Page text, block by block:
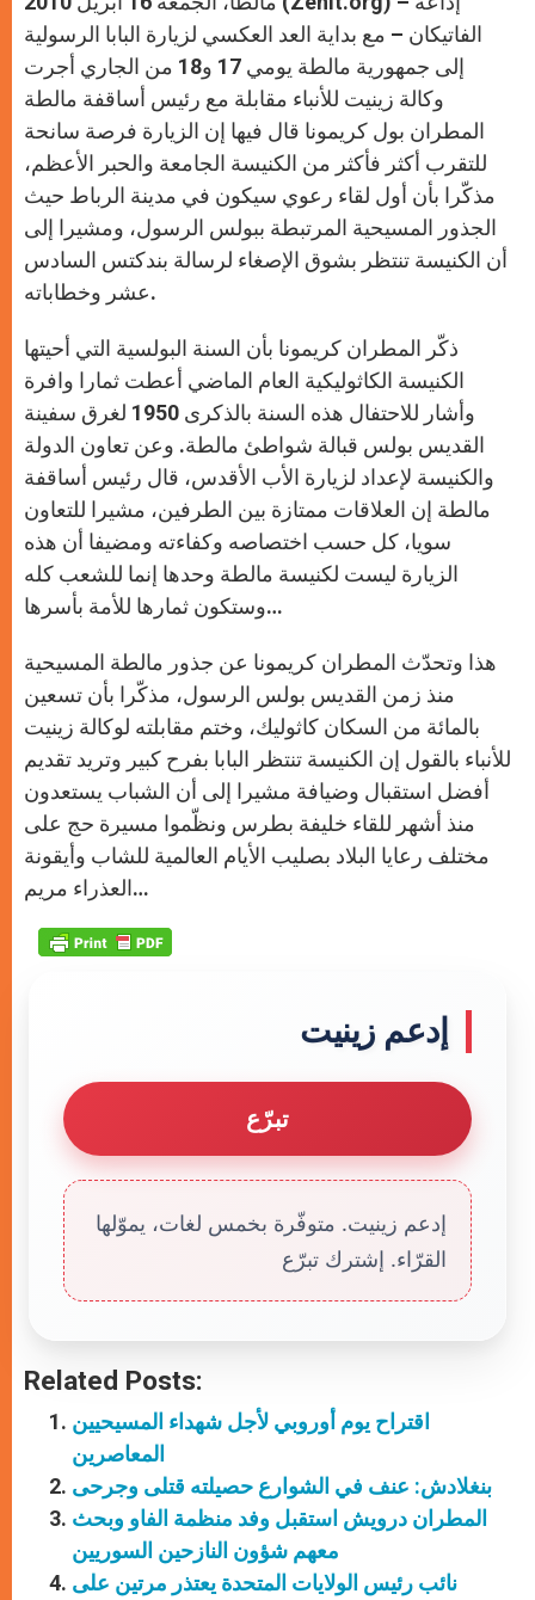
p e
r
k
الفاتيكان – مع بداية العد العكسي لزيارة البابا الرسولية
إلى جمهورية مالطة يومي 17 و18 من الجاري أجرت
وكالة زينيت للأنباء مقابلة مع رئيس أساقفة مالطة
المطران بول كريمونا قال فيها إن الزيارة فرصة سانحة
للتقرب أكثر فأكثر من الكنيسة الجامعة والحبر الأعظم،
مذكّرا بأن أول لقاء رعوي سيكون في مدينة الرباط حيث
الجذور المسيحية المرتبطة ببولس الرسول، ومشيرا إلى
أن الكنيسة تنتظر بشوق الإصغاء لرسالة بندكتس السادس
عشر وخطاباته.
ذكّر المطران كريمونا بأن السنة البولسية التي أحيتها
الكنيسة الكاثوليكية العام الماضي أعطت ثمارا وافرة
وأشار للاحتفال هذه السنة بالذكرى 1950 لغرق سفينة
القديس بولس قبالة شواطئ مالطة. وعن تعاون الدولة
والكنيسة لإعداد لزيارة الأب الأقدس، قال رئيس أساقفة
مالطة إن العلاقات ممتازة بين الطرفين، مشيرا للتعاون
سويا، كل حسب اختصاصه وكفاءته ومضيفا أن هذه
الزيارة ليست لكنيسة مالطة وحدها إنما للشعب كله
وستكون ثمارها للأمة بأسرها…
هذا وتحدّث المطران كريمونا عن جذور مالطة المسيحية
منذ زمن القديس بولس الرسول، مذكّرا بأن تسعين
بالمائة من السكان كاثوليك، وختم مقابلته لوكالة زينيت
للأنباء بالقول إن الكنيسة تنتظر البابا بفرح كبير وتريد تقديم
أفضل استقبال وضيافة مشيرا إلى أن الشباب يستعدون
منذ أشهر للقاء خليفة بطرس ونظّموا مسيرة حج على
مختلف رعايا البلاد بصليب الأيام العالمية للشاب وأيقونة
العذراء مريم…
إدعم زينيت
تبرّع
إدعم زينيت. متوفّرة بخمس لغات، يموّلها
القرّاء. إشترك تبرّع
Related Posts:
اقتراح يوم أوروبي لأجل شهداء المسيحيين
المعاصرين
بنغلادش: عنف في الشوارع حصيلته قتلى وجرحى
المطران درويش استقبل وفد منظمة الفاو وبحث
معهم شؤون النازحين السوريين
نائب رئيس الولايات المتحدة يعتذر مرتين على